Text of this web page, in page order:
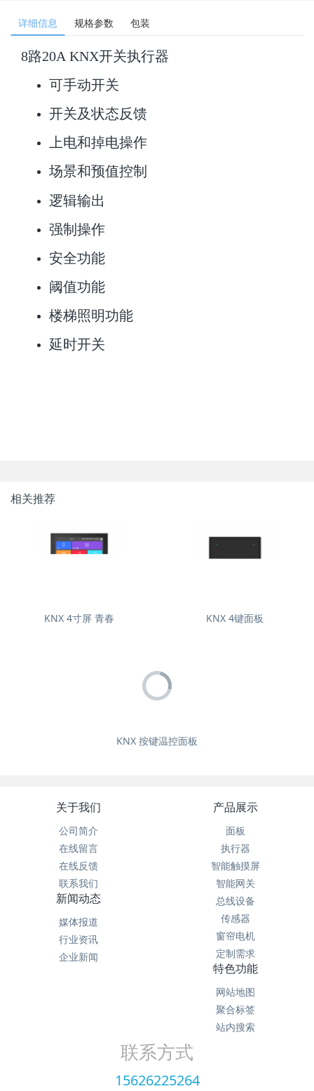
详细信息 规格参数 包装
8路20A KNX开关执行器
可手动开关
开关及状态反馈
上电和掉电操作
场景和预值控制
逻辑输出
强制操作
安全功能
阈值功能
楼梯照明功能
延时开关
相关推荐
KNX 4寸屏 青春 KNX 4键面板
KNX 按键温控面板
关于我们
公司简介
在线留言
在线反馈
联系我们
产品展示
面板
执行器
智能触摸屏
智能网关
总线设备
传感器
窗帘电机
定制需求
新闻动态
媒体报道
行业资讯
企业新闻
特色功能
网站地图
聚合标签
站内搜索
联系方式
15626225264